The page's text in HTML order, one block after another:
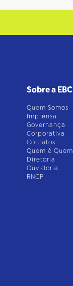
Sobre a EBC
Quem Somos
Imprensa
Governança
Corporativa
Contatos
Quem é Quem
Diretoria
Ouvidoria
RNCP